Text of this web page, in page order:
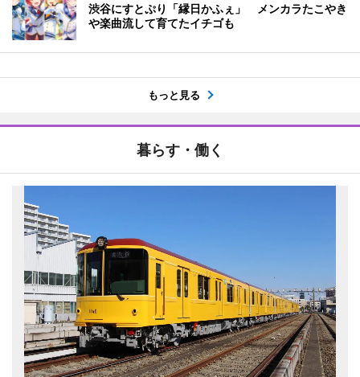
渋谷にすとぷり「縁日かふぇ」 メンカラたこやき
や楽曲流して育てたイチゴも
もっと見る
暮らす・働く